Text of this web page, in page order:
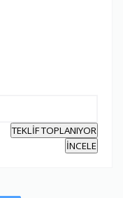
TEKLİF TOPLANIYOR
İNCELE